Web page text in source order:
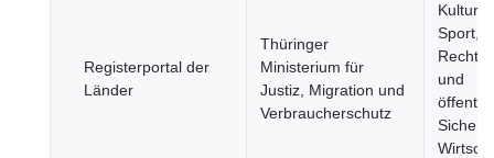
Registerportal der
Länder
Thüringer
Ministerium für
Justiz, Migration und
Verbraucherschutz
Kultur
Sport,
und